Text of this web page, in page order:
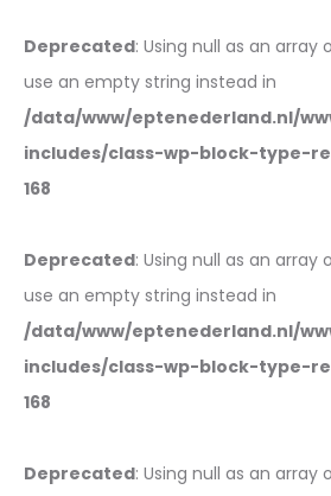
Deprecated: Using null as an
use an empty string instead in
/data/www/eptenederland.nl/
includes/class-wp-block-type-
168
Deprecated: Using null as an
use an empty string instead in
/data/www/eptenederland.nl/
includes/class-wp-block-type-
168
Deprecated: Using null as an